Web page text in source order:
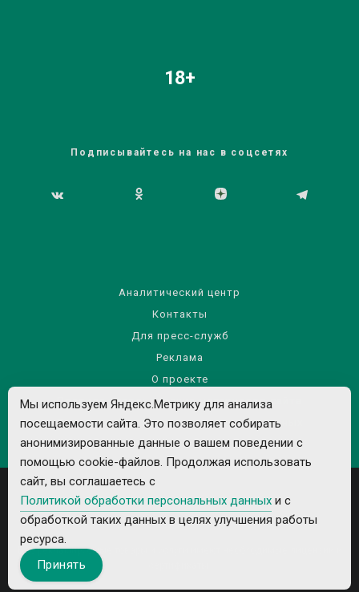
18+
Подписывайтесь на нас в соцсетях
Аналитический центр
Контакты
Для пресс-служб
Реклама
О проекте
Правила использования материалов сайта
Политика обработки персональных данных
Все рекламируемые товары и услуги имеют необходимые лицензии и
Мы используем Яндекс.Метрику для анализа
посещаемости сайта. Это позволяет собирать
анонимизированные данные о вашем поведении с
помощью cookie-файлов. Продолжая использовать
сайт, вы соглашаетесь с
Политикой обработки персональных данных и с
обработкой таких данных в целях улучшения работы
ресурса.
Принять